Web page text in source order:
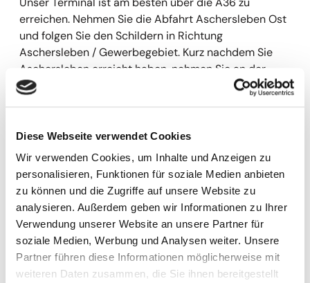
Diese Webseite verwendet Cookies
Wir verwenden Cookies, um Inhalte und Anzeigen zu
personalisieren, Funktionen für soziale Medien anbieten
zu können und die Zugriffe auf unsere Website zu
analysieren. Außerdem geben wir Informationen zu Ihrer
Verwendung unserer Website an unsere Partner für
soziale Medien, Werbung und Analysen weiter. Unsere
Partner führen diese Informationen möglicherweise mit
weiteren Daten zusammen, die Sie ihnen bereitgestellt
erreichen. Nehmen Sie die Abfahrt Aschersleben Ost
und folgen Sie den Schildern in Richtung
Aschersleben / Gewerbegebiet. Kurz nachdem Sie
Aschersleben erreicht haben, nehmen Sie an der
Kreuzung die rechte Einfahrt ins Gewerbegebiet